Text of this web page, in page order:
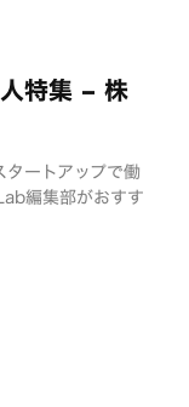
特集 – 株
ートアップで働
編集部がおすす